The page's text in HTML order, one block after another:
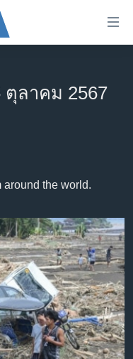
ตุลาคม 2567
around the world.